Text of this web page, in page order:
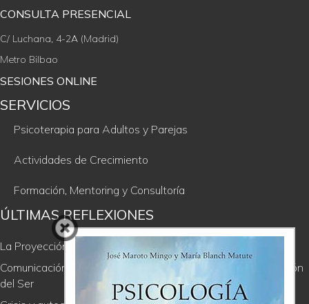
CONSULTA PRESENCIAL
C/ Luchana, 4-2A (Madrid)
Metro Bilbao
SESIONES ONLINE
SERVICIOS
Psicoterapia para Adultos y Parejas
Actividades de Crecimiento
Formación, Mentoring y Consultoría
ÚLTIMAS REFLEXIONES
La Proyección, un regalo incómodo
Comunicación Consciente; de la soledad del ego a la comunión
del Ser